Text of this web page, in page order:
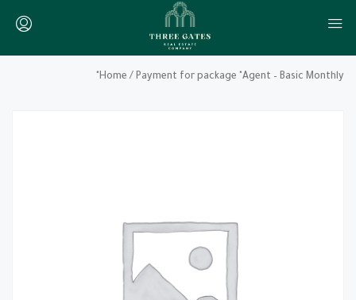
Home / Payment for package "Agent – Basic Monthly"